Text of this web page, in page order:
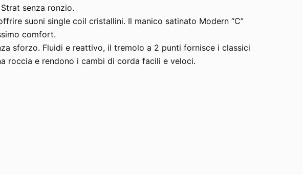
senza ronzio.
suoni single coil cristallini. Il manico satinato Modern “C”
comfort.
sforzo. Fluidi e reattivo, il tremolo a 2 punti fornisce i classici
roccia e rendono i cambi di corda facili e veloci.